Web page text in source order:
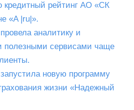
кредитный рейтинг АО «СК
«A |ru|».
аналитику и
полезными сервисами чаще
новую программу
жизни «Надежный